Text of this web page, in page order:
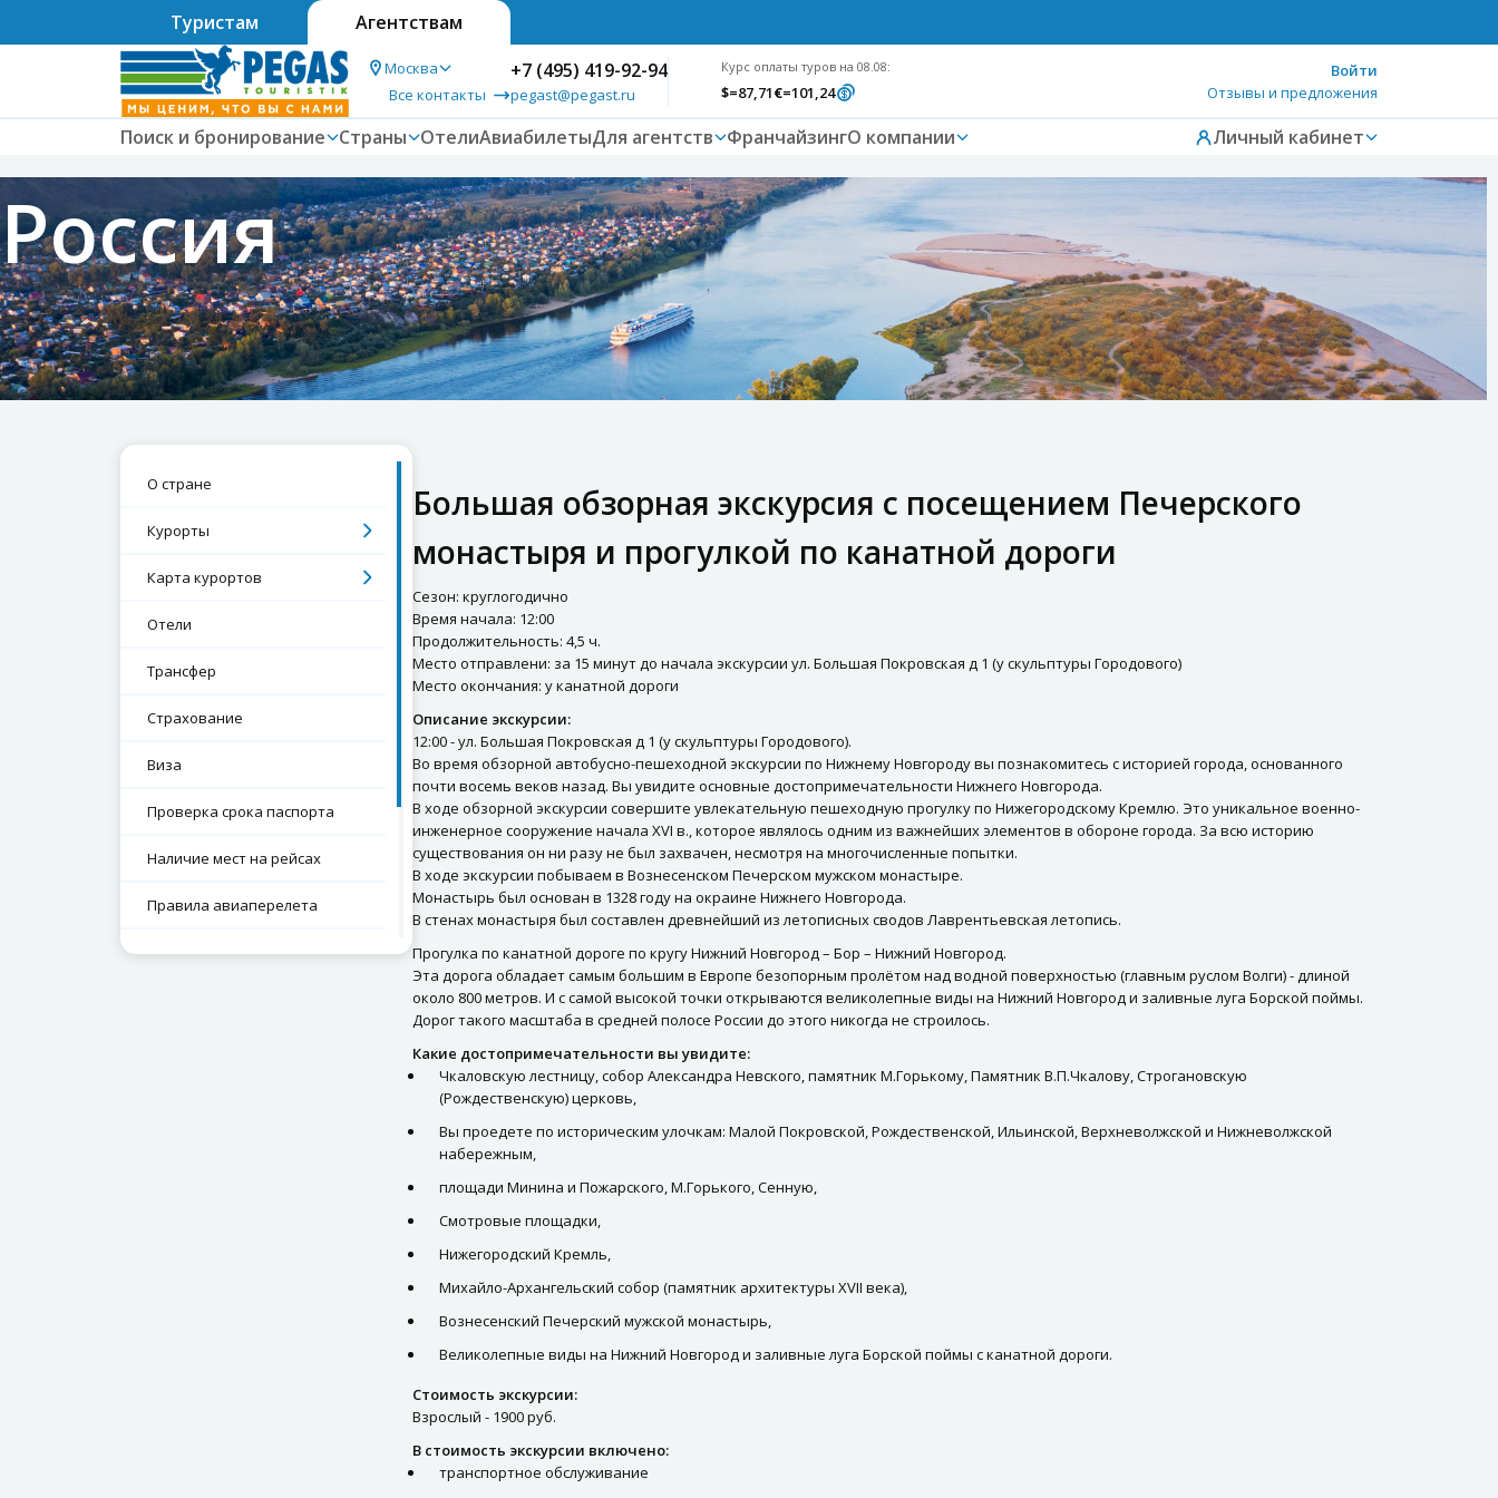
Туристам Агентствам
Москва
Все контакты
+7 (495) 419-92-94
pegast@pegast.ru
Курс оплаты туров на 08.08:
$=87,71€=101,24
Войти
Отзывы и предложения
Поиск и бронирование Страны ОтелиАвиабилетыДля агентств ФранчайзингО компании Личный кабинет
Россия
О стране
Курорты
Карта курортов
Отели
Трансфер
Страхование
Виза
Проверка срока паспорта
Наличие мест на рейсах
Правила авиаперелета
Экскурсии
Большая обзорная экскурсия с посещением Печерского
монастыря и прогулкой по канатной дороги
Сезон: круглогодично
Время начала: 12:00
Продолжительность: 4,5 ч.
Место отправлени: за 15 минут до начала экскурсии ул. Большая Покровская д 1 (у скульптуры Городового)
Место окончания: у канатной дороги
Описание экскурсии:
12:00 - ул. Большая Покровская д 1 (у скульптуры Городового).
Во время обзорной автобусно-пешеходной экскурсии по Нижнему Новгороду вы познакомитесь с историей города, основанного
почти восемь веков назад. Вы увидите основные достопримечательности Нижнего Новгорода.
В ходе обзорной экскурсии совершите увлекательную пешеходную прогулку по Нижегородскому Кремлю. Это уникальное военно-
инженерное сооружение начала XVI в., которое являлось одним из важнейших элементов в обороне города. За всю историю
существования он ни разу не был захвачен, несмотря на многочисленные попытки.
В ходе экскурсии побываем в Вознесенском Печерском мужском монастыре.
Монастырь был основан в 1328 году на окраине Нижнего Новгорода.
В стенах монастыря был составлен древнейший из летописных сводов Лаврентьевская летопись.
Прогулка по канатной дороге по кругу Нижний Новгород – Бор – Нижний Новгород.
Эта дорога обладает самым большим в Европе безопорным пролётом над водной поверхностью (главным руслом Волги) - длиной
около 800 метров. И с самой высокой точки открываются великолепные виды на Нижний Новгород и заливные луга Борской поймы.
Дорог такого масштаба в средней полосе России до этого никогда не строилось.
Какие достопримечательности вы увидите:
Чкаловскую лестницу, собор Александра Невского, памятник М.Горькому, Памятник В.П.Чкалову, Строгановскую
(Рождественскую) церковь,
Вы проедете по историческим улочкам: Малой Покровской, Рождественской, Ильинской, Верхневолжской и Нижневолжской
набережным,
площади Минина и Пожарского, М.Горького, Сенную,
Смотровыe площадки,
Нижегородский Кремль,
Михайло-Архангельский собор (памятник архитектуры ХVII века),
Вознесенский Печерский мужской монастырь,
Великолепные виды на Нижний Новгород и заливные луга Борской поймы с канатной дороги.
Стоимость экскурсии:
Взрослый - 1900 руб.
В стоимость экскурсии включено:
транспортное обслуживание